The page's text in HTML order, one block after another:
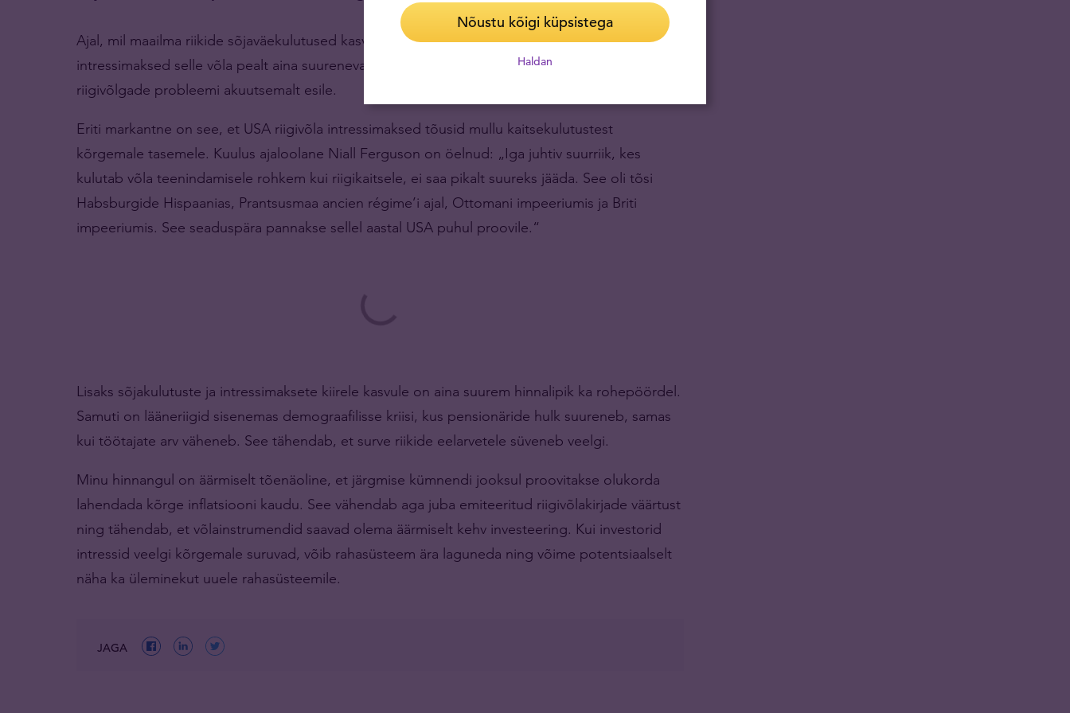
Ajal, mil maailma riikide sõjaväekulutused kasvavad, on riigivõlgade tasemed rekordilised ning
intressimaksed selle võla pealt aina suurenevad. Kaitsekulutuste kasv on üks faktoreid, mis toob
riigivõlgade probleemi akuutsemalt esile.
Eriti markantne on see, et USA riigivõla intressimaksed tõusid mullu kaitsekulutustest
kõrgemale tasemele. Kuulus ajaloolane Niall Ferguson on öelnud: „Iga juhtiv suurriik, kes
kulutab võla teenindamisele rohkem kui riigikaitsele, ei saa pikalt suureks jääda. See oli tõsi
Habsburgide Hispaanias, Prantsusmaa ancien régime’i ajal, Ottomani impeeriumis ja Briti
impeeriumis. See seaduspära pannakse sellel aastal USA puhul proovile.“
Lisaks sõjakulutuste ja intressimaksete kiirele kasvule on aina suurem hinnalipik ka rohepöördel.
Samuti on lääneriigid sisenemas demograafilisse kriisi, kus pensionäride hulk suureneb, samas
kui töötajate arv väheneb. See tähendab, et surve riikide eelarvetele süveneb veelgi.
Minu hinnangul on äärmiselt tõenäoline, et järgmise kümnendi jooksul proovitakse olukorda
lahendada kõrge inflatsiooni kaudu. See vähendab aga juba emiteeritud riigivõlakirjade väärtust
ning tähendab, et võlainstrumendid saavad olema äärmiselt kehv investeering. Kui investorid
intressid veelgi kõrgemale suruvad, võib rahasüsteem ära laguneda ning võime potentsiaalselt
näha ka üleminekut uuele rahasüsteemile.
JAGA
Nõustu kõigi küpsistega
Haldan